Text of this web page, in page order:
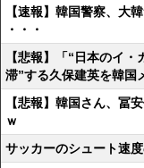
【速報】韓国警察、大
・・・
【悲報】「“日本のイ
滞”する久保建英を韓国
【悲報】韓国さん、冨
ｗ
サッカーのシュート速